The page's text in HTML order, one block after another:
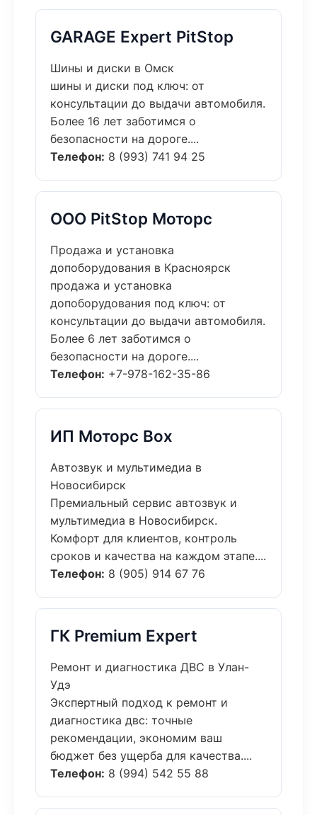
GARAGE Expert PitStop
Шины и диски в Омск
шины и диски под ключ: от
консультации до выдачи автомобиля.
Более 16 лет заботимся о
безопасности на дороге....
Телефон: 8 (993) 741 94 25
ООО PitStop Моторс
Продажа и установка
допоборудования в Красноярск
продажа и установка
допоборудования под ключ: от
консультации до выдачи автомобиля.
Более 6 лет заботимся о
безопасности на дороге....
Телефон: +7-978-162-35-86
ИП Моторс Box
Автозвук и мультимедиа в
Новосибирск
Премиальный сервис автозвук и
мультимедиа в Новосибирск.
Комфорт для клиентов, контроль
сроков и качества на каждом этапе....
Телефон: 8 (905) 914 67 76
ГК Premium Expert
Ремонт и диагностика ДВС в Улан-
Удэ
Экспертный подход к ремонт и
диагностика двс: точные
рекомендации, экономим ваш
бюджет без ущерба для качества....
Телефон: 8 (994) 542 55 88